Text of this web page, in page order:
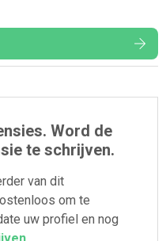
Word de
te schrijven.
van dit
om te
uw profiel en nog